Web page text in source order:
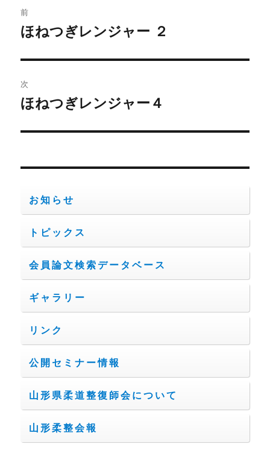
稿
ビ
ゲ
ー
ン
前
前
投
稿:
ほねつぎレンジャー ２
次
次
投
ほねつぎレンジャー４
お知らせ
トピックス
会員論文検索データベース
ギャラリー
リンク
公開セミナー情報
山形県柔道整復師会について
山形柔整会報